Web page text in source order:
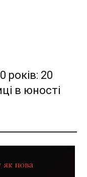
років: 20
в юності